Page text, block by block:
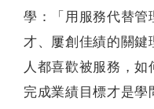
學：「用服務代替管
才、屢創佳績的關鍵
人都喜歡被服務，
完成業績目標才是